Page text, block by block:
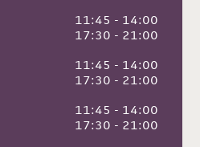
11:45 - 14:00
17:30 - 21:00
11:45 - 14:00
17:30 - 21:00
11:45 - 14:00
17:30 - 21:00